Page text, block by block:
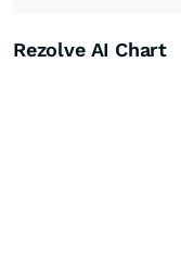
Rezolve AI Chart